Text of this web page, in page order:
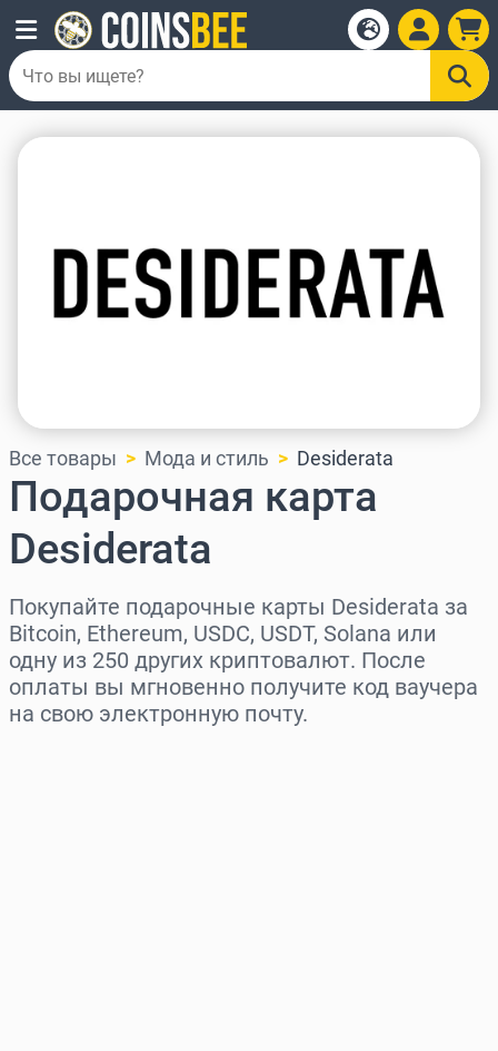
Все товары Мода и стиль Desiderata
Подарочная карта
Desiderata
Покупайте подарочные карты Desiderata за
Bitcoin, Ethereum, USDC, USDT, Solana или
одну из 250 других криптовалют. После
оплаты вы мгновенно получите код ваучера
на свою электронную почту.